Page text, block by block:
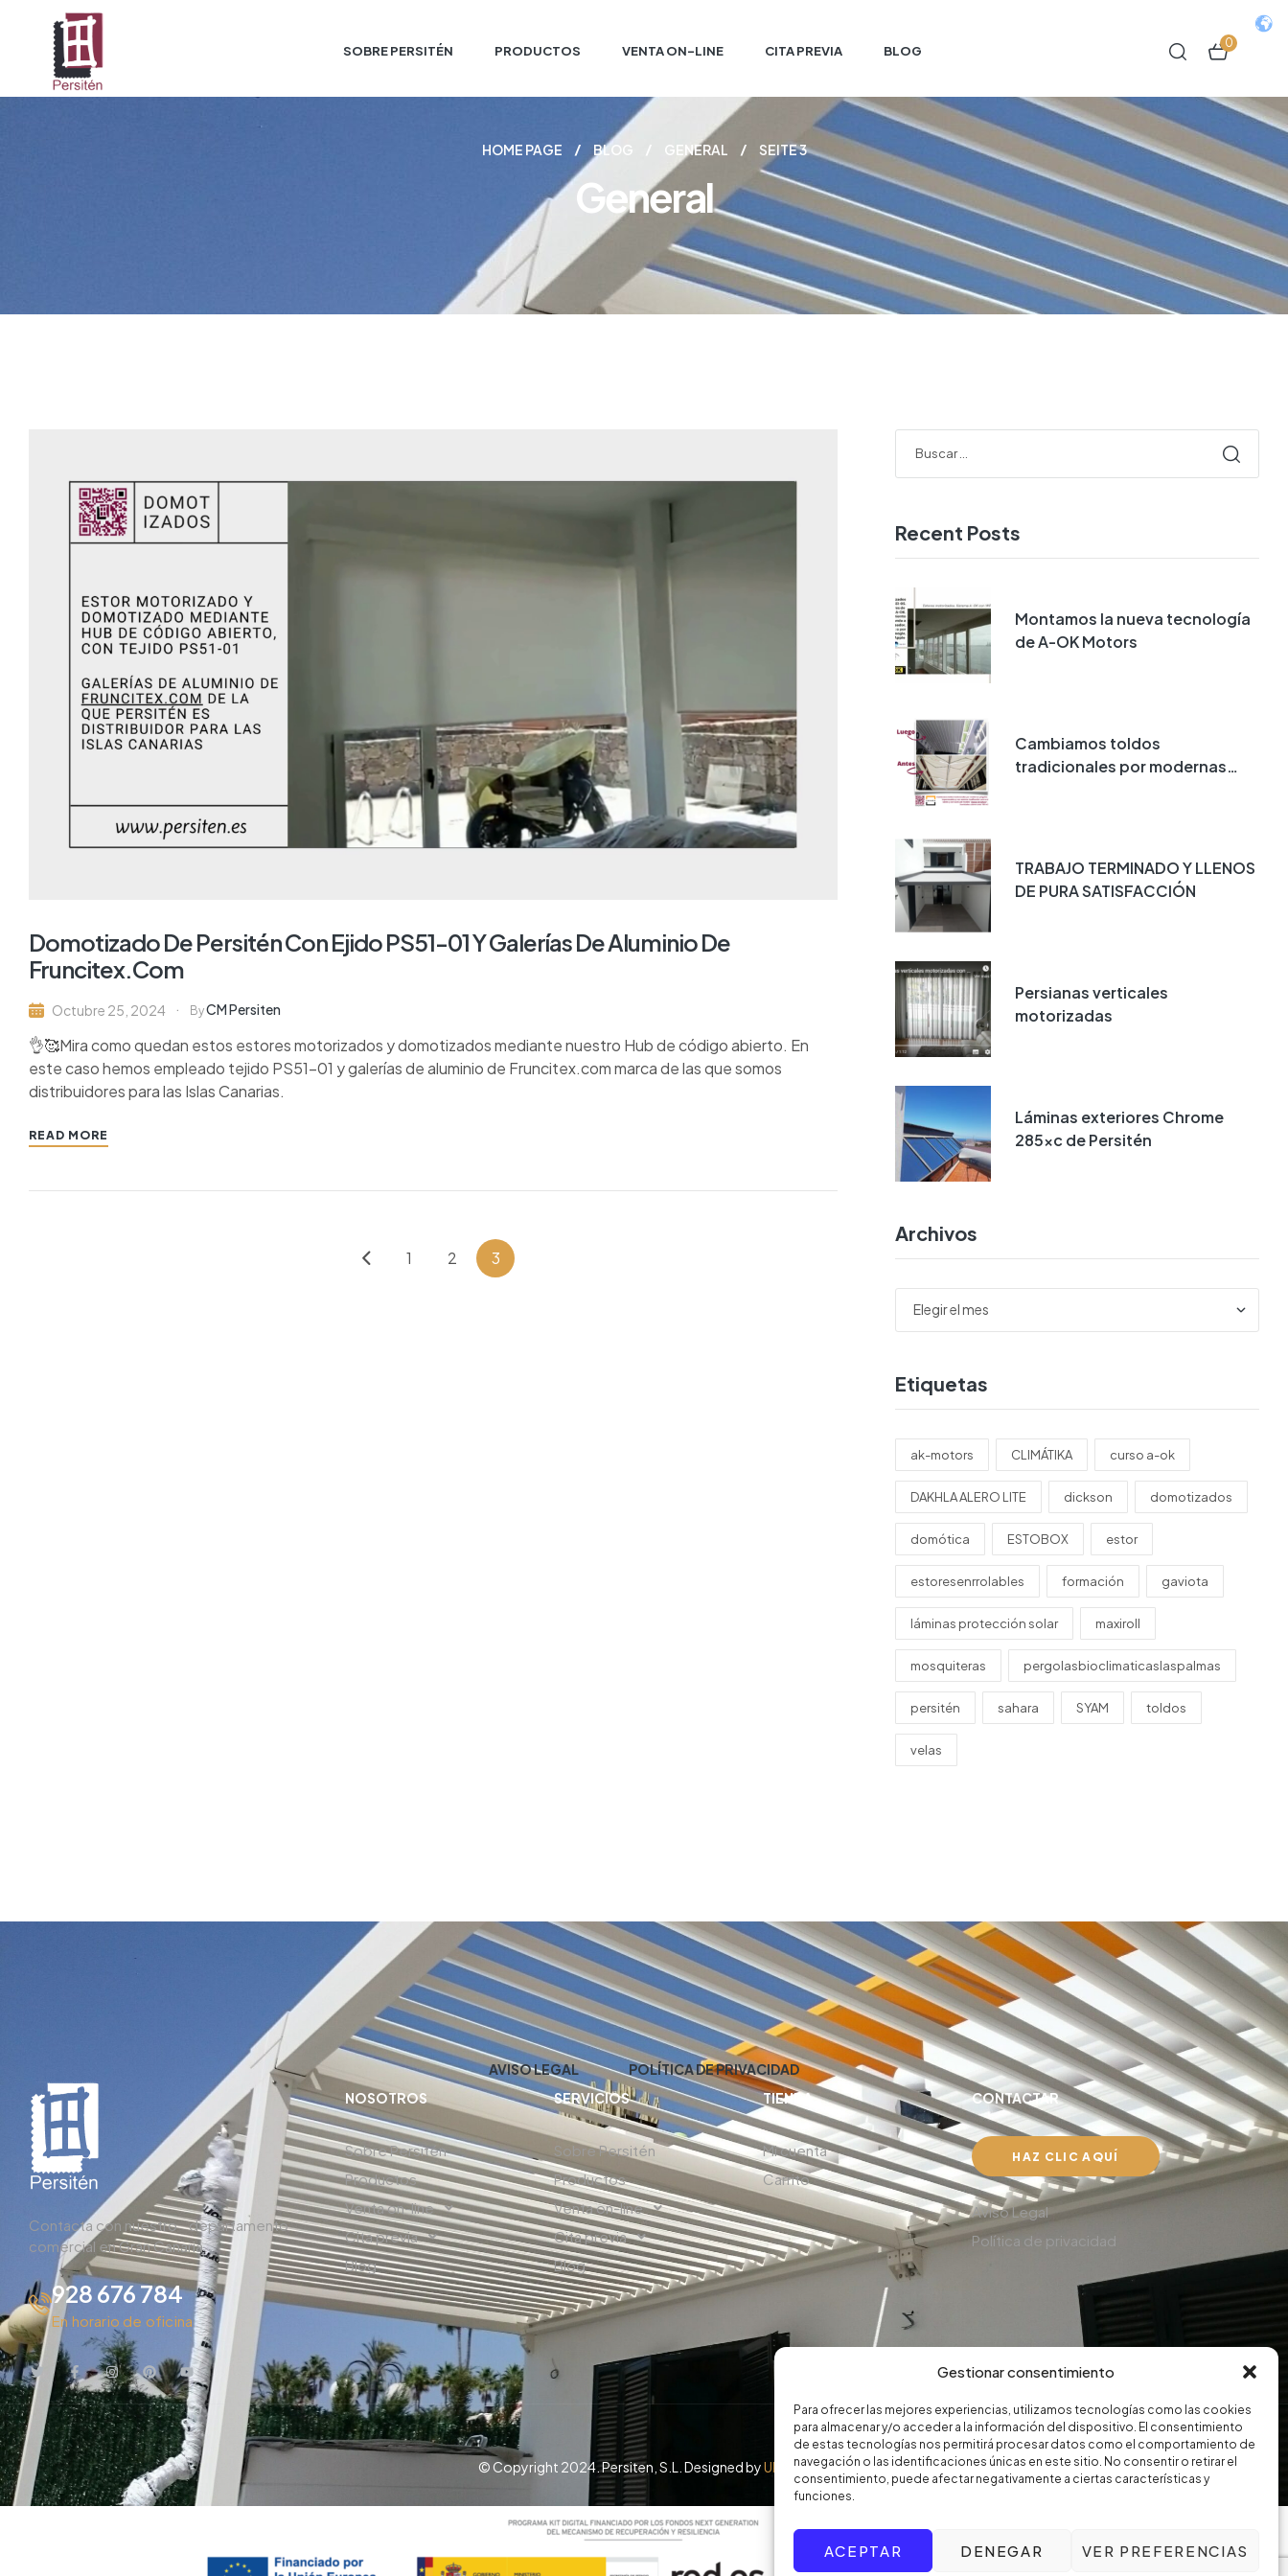
Gestionar consentimiento
Para ofrecer las mejores experiencias, utilizamos tecnologías como las cookies
para almacenar y/o acceder a la información del dispositivo. El consentimiento
de estas tecnologías nos permitirá procesar datos como el comportamiento de
navegación o las identificaciones únicas en este sitio. No consentir o retirar el
consentimiento, puede afectar negativamente a ciertas características y
funciones.
ACEPTAR DENEGAR VER PREFERENCIAS
SOBRE PERSITÉN PRODUCTOS VENTA ON-LINE CITA PREVIA BLOG
0
HOME PAGE BLOG GENERAL SEITE 3
General
Domotizado De Persitén Con Ejido PS51-01 Y Galerías De Aluminio De
Fruncitex.com
Octubre 25, 2024 ByCM Persiten
👌🥰Mira como quedan estos estores motorizados y domotizados mediante nuestro Hub de código abierto. En
este caso hemos empleado tejido PS51-01 y galerías de aluminio de Fruncitex.com marca de las que somos
distribuidores para las Islas Canarias.
READ MORE
1 2 3
Recent Posts
Montamos la nueva tecnología
de A-OK Motors
Cambiamos toldos
tradicionales por modernas
TRABAJO TERMINADO Y LLENOS
DE PURA SATISFACCIÓN
Persianas verticales
motorizadas
Láminas exteriores Chrome
285xc de Persitén
Archivos
Etiquetas
ak-motors CLIMÁTIKA curso a-ok
DAKHLA ALERO LITE dickson domotizados
domótica ESTOBOX estor
estoresenrrolables formación gaviota
láminas protección solar maxiroll
mosquiteras pergolasbioclimaticaslaspalmas
persitén sahara SYAM toldos
velas
AVISO LEGAL POLÍTICA DE PRIVACIDAD
Contacta con nuestro departamento
comercial en Gran Canaria.
928 676 784
En horario de oficina
NOSOTROS
Sobre Persitén
Productos
Venta on-line
Cita previa
Blog
SERVICIOS
Sobre Persitén
Productos
Venta on-line
Cita previa
Blog
TIENDA
Mi cuenta
Carrito
CONTACTAR
HAZ CLIC AQUÍ
Aviso Legal
Política de privacidad
© Copyright 2024. Persiten, S.L. Designed byUPZELL